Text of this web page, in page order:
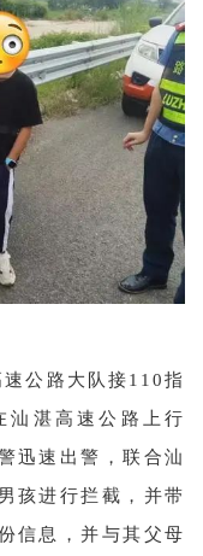
公路大队接110指
汕湛高速公路上行
迅速出警，联合汕
孩进行拦截，并带
信息，并与其父母